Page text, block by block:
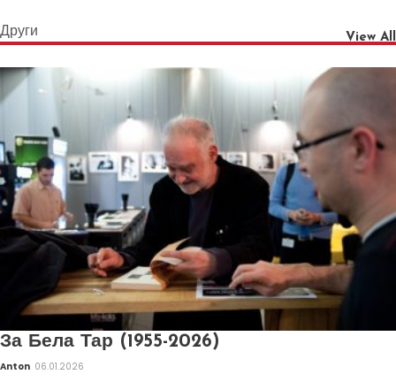
Други View All
За Бела Тар (1955-2026)
Anton 06.01.2026